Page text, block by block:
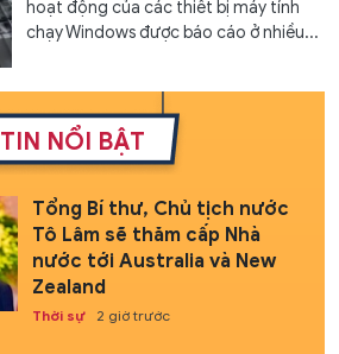
hoạt động của các thiết bị máy tính
chạy Windows được báo cáo ở nhiều...
TIN NỔI BẬT
Tổng Bí thư, Chủ tịch nước
Tô Lâm sẽ thăm cấp Nhà
nước tới Australia và New
Zealand
Thời sự 2 giờ trước